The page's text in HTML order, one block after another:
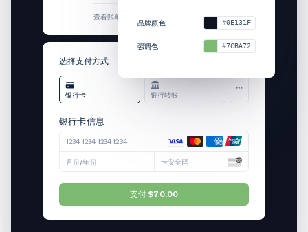
查看账单详情
选择支付方式
银行卡 银行转账
银行卡信息
1234 1234 1234 1234
月份/年份 卡安全码
支付 $70.00
品牌颜色 F5F0EA
强调色 262627